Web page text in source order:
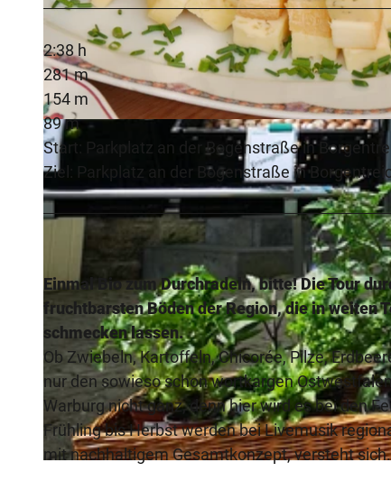
© Kulturland Kreis Höxter, K- Krajewski, Katja Krajewski |CC-BY-SA
2:38 h
281 m
154 m
89 m
Start: Parkplatz an der Bogenstraße in
Ziel: Parkplatz an der Bogenstraße in
Einmal Bio zum Durchradeln, bitte! Die Tour
fruchtbarsten Böden der Region, die in weiten
schmecken lassen.
Ob Zwiebeln, Kartoffeln, Chicorée, Pilze,
nur den sowieso schon wortkargen
Warburg nicht ganz, denn hier wird es bei den
Frühling bis Herbst werden bei Livemusik
mit nachhaltigem Gesamtkonzept, versteht sich.